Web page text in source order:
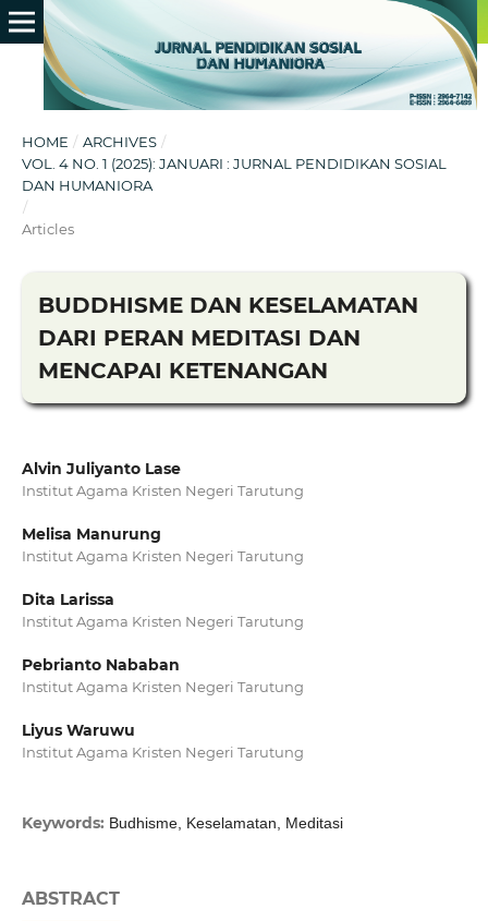
HOME / ARCHIVES /
VOL. 4 NO. 1 (2025): JANUARI : JURNAL PENDIDIKAN SOSIAL
DAN HUMANIORA
/
Articles
BUDDHISME DAN KESELAMATAN
DARI PERAN MEDITASI DAN
MENCAPAI KETENANGAN
Alvin Juliyanto Lase
Institut Agama Kristen Negeri Tarutung
Melisa Manurung
Institut Agama Kristen Negeri Tarutung
Dita Larissa
Institut Agama Kristen Negeri Tarutung
Pebrianto Nababan
Institut Agama Kristen Negeri Tarutung
Liyus Waruwu
Institut Agama Kristen Negeri Tarutung
Keywords: Budhisme, Keselamatan, Meditasi
ABSTRACT